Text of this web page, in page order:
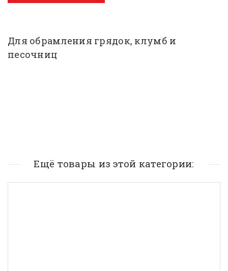
Для обрамления грядок, клумб и
песочниц
Ещё товары из этой категории: